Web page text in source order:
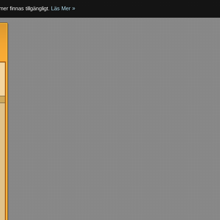
finnas tillgängligt. Läs Mer »